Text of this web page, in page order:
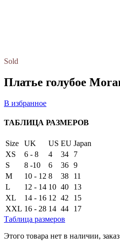
Sold
Платье голубое
В избранное
ТАБЛИЦА РАЗМЕРОВ
Size UK US EU Japan
XS
6 - 8 4 34
7
S
8 -10 6 36 9
M
10 - 12 8 38
11
L
12 - 14 10 40
13
XL
14 - 16 12 42
15
XXL 16 - 28 14 44
17
Таблица размеров
Этого товара нет в наличии,